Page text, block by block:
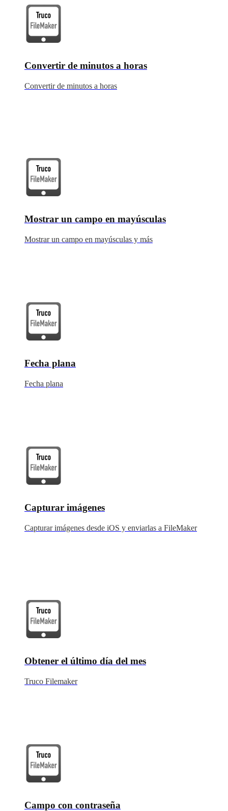
Convertir de minutos a horas
Convertir de minutos a horas
Mostrar un campo en mayúsculas
Mostrar un campo en mayúsculas y más
Fecha plana
Fecha plana
Capturar imágenes
Capturar imágenes desde iOS y enviarlas a FileMaker
Obtener el último día del mes
Truco Filemaker
Campo con contraseña